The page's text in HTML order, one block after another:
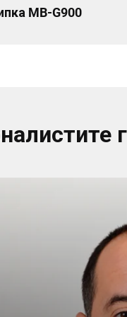
MB-G900